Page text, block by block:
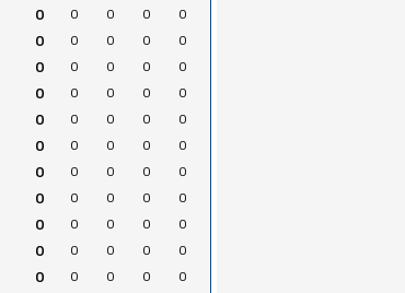
0 0 0 0
0
0 0 0 0
0
0 0 0 0
0
0 0 0 0
0
0 0 0 0
0
0 0 0 0
0
0 0 0 0
0
0 0 0 0
0
0 0 0 0
0
0 0 0 0
0
0 0 0 0
0